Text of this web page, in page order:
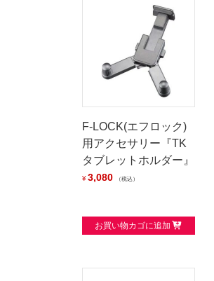
F-LOCK(エフロック)
用アクセサリー『TK
タブレットホルダー』
¥3,080 税込
お買い物カゴに追加